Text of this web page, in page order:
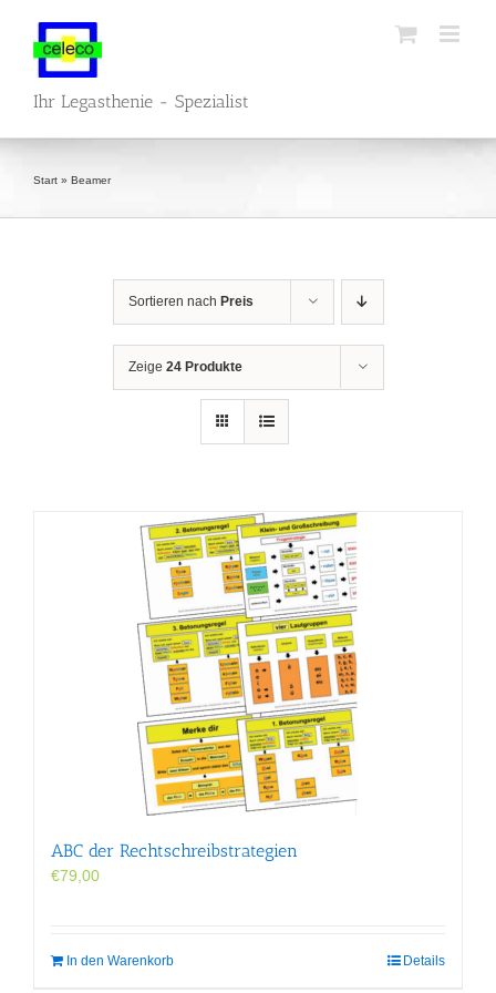
springen
Ihr Legasthenie - Spezialist
Start » Beamer
Sortieren nach Preis
Zeige 24 Produkte
ABC der Rechtschreibstrategien
€79,00
In den Warenkorb Details